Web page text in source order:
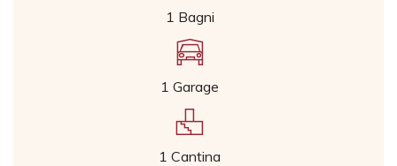
1 Bagni
1 Garage
1 Cantina